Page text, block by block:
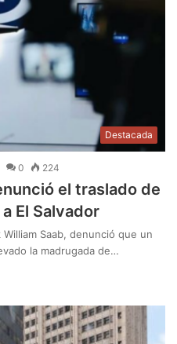
Destacada
0 224
el traslado de
El Salvador
Saab, denunció que un
la madrugada de…